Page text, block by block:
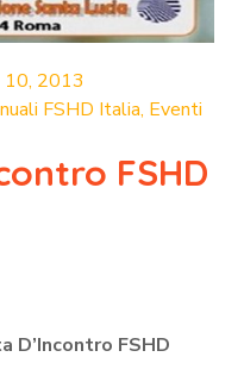
2013
FSHD Italia, Eventi
FSHD
D’Incontro FSHD